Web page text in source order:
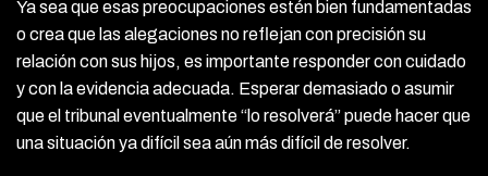
Ya sea que esas preocupaciones estén bien fundamentadas
o crea que las alegaciones no reflejan con precisión su
relación con sus hijos, es importante responder con cuidado
y con la evidencia adecuada. Esperar demasiado o asumir
que el tribunal eventualmente “lo resolverá” puede hacer que
una situación ya difícil sea aún más difícil de resolver.